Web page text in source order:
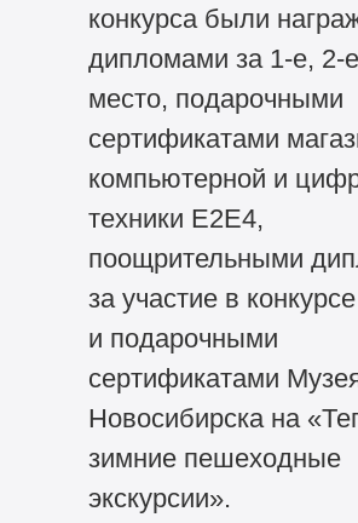
конкурса были
дипломами за 1-е, 2-е
место, подарочными
сертификатами
компьютерной и
техники Е2Е4,
поощрительными
за участие в конкурсе
и подарочными
сертификатами
Новосибирска на
зимние пешеходные
экскурсии».